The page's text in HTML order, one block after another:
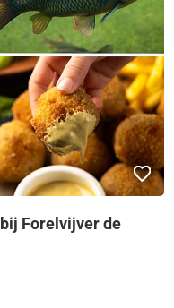
Forelvijver de